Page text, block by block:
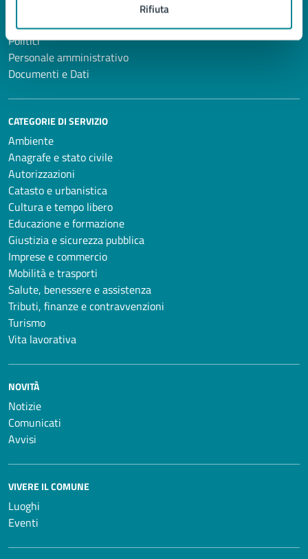
Rifiuta
Enti e fondazioni
Politici
Personale amministrativo
Documenti e Dati
CATEGORIE DI SERVIZIO
Ambiente
Anagrafe e stato civile
Autorizzazioni
Catasto e urbanistica
Cultura e tempo libero
Educazione e formazione
Giustizia e sicurezza pubblica
Imprese e commercio
Mobilità e trasporti
Salute, benessere e assistenza
Tributi, finanze e contravvenzioni
Turismo
Vita lavorativa
NOVITÀ
Notizie
Comunicati
Avvisi
VIVERE IL COMUNE
Luoghi
Eventi